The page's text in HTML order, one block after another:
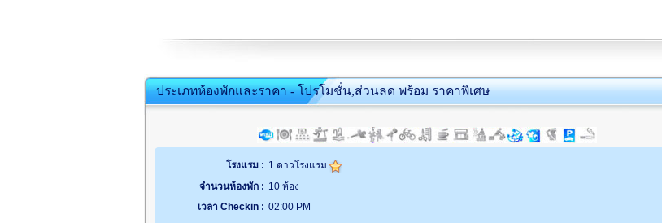
ประเภทห้องพักและราคา - โปรโมชั่น,ส่วนลด พร้อม ราคาพิเศษ
โรงแรม : 1 ดาวโรงแรม
จำนวนห้องพัก : 10 ห้อง
เวลา Checkin : 02:00 PM